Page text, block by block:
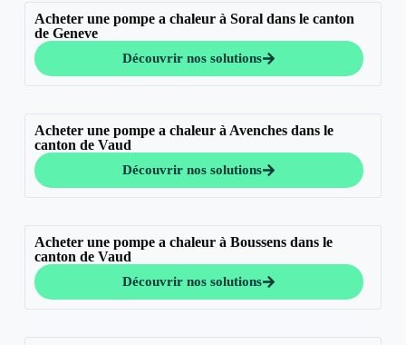
Acheter une pompe a chaleur à Soral dans le canton
de Geneve
Découvrir nos solutions
Acheter une pompe a chaleur à Avenches dans le
canton de Vaud
Découvrir nos solutions
Acheter une pompe a chaleur à Boussens dans le
canton de Vaud
Découvrir nos solutions